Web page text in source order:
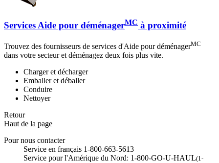
Services Aide pour déménagerMC à proximité
Trouvez des fournisseurs de services d'Aide pour déménagerMC
dans votre secteur et déménagez deux fois plus vite.
Charger et décharger
Emballer et déballer
Conduire
Nettoyer
Retour
Haut de la page
Pour nous contacter
Service en français 1-800-663-5613
Service pour l'Amérique du Nord: 1-800-GO-U-HAUL(1-